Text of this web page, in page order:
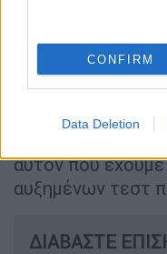
CONFIRM
Data Deletion
Ο καθηγητής
εβδομάδα
πανδημικού
Θωμαΐδης
αυτόν που έχουμε
αυξημένων τεστ
ΔΙΑΒΑΣΤΕ